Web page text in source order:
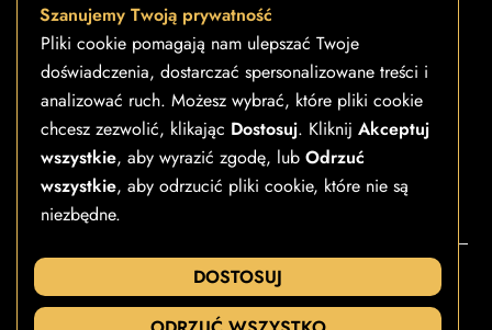
Szanujemy Twoją prywatność
Pliki cookie pomagają nam ulepszać Twoje
doświadczenia, dostarczać spersonalizowane treści i
analizować ruch. Możesz wybrać, które pliki cookie
chcesz zezwolić, klikając Dostosuj. Kliknij Akceptuj
wszystkie, aby wyrazić zgodę, lub Odrzuć
wszystkie, aby odrzucić pliki cookie, które nie są
niezbędne.
DOSTOSUJ
Polityka prywatności
Formularz reklamacji towaru
Formularz reklamacji usługi
Formularz zwrotu online
Pozostałe formularze
Visual Art Strony internetowe i Pozycjonowanie SEO